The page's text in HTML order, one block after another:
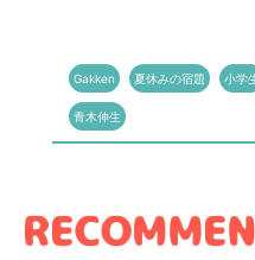
Gakken 夏休みの宿題 小学
青木伸生